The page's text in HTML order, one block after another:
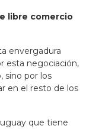
libre comercio
envergadura
esta negociación,
sino por los
en el resto de los
que tiene